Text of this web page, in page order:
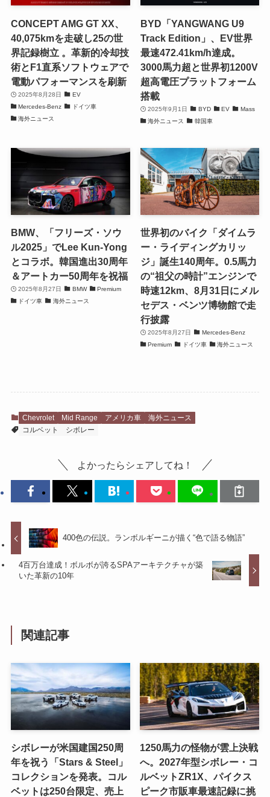
CONCEPT AMG GT XX、
40,075kmを走破し25の世
界記録樹立 。革新的冷却技
術とF1直系ソフトウェアで
電動パフォーマンスを刷新
2025年8月28日
EV
Mercedes-Benz
ドイツ車
海外ニュース
BYD「YANGWANG U9
Track Edition」、EV世界
最速472.41km/h達成。
3000馬力超と世界初1200V
超高電圧プラットフォーム
搭載
2025年9月1日 BYD EV
Mass
海外ニュース
韓国車
BMW、「フリーズ・ソウ
ル2025」でLee Kun-Yong
とコラボ。韓国進出30周年
＆アートカー50周年を祝福
2025年8月27日 BMW
Premium
ドイツ車
海外ニュース
世界初のバイク「ダイムラ
ー・ライディングカリッ
ジ」誕生140周年。0.5馬力
の“祖父の時計”エンジンで
時速12km、8月31日にメル
セデス・ベンツ博物館で走
行披露
2025年8月27日
Mercedes-Benz
Premium
ドイツ車 海外ニュース
Chevrolet Mid Range アメリカ車
海外ニュース
コルベット
シボレー
よかったらシェアしてね！
400色の伝説。ランボルギーニが描く“色で語る物語”
4百万台達成！ボルボが誇るSPAアーキテクチャが築
いた革新の10年
関連記事
シボレーが米国建国250周
年を祝う「Stars & Steel」
コレクションを発表。コル
ベットは250台限定、売上
1250馬力の怪物が雲上決戦
へ。2027年型シボレー・コ
ルベットZR1X、パイクス
ピーク市販車最速記録に挑